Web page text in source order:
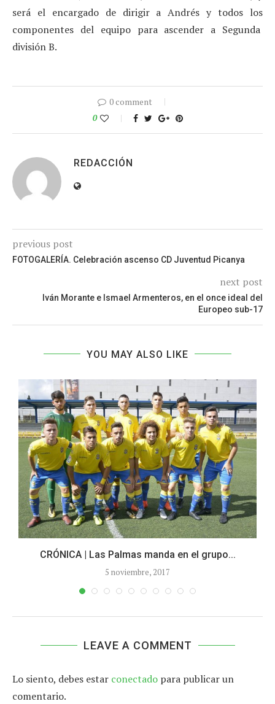
será el encargado de dirigir a Andrés y todos los
componentes del equipo para ascender a Segunda
división B.
0 comment
0
REDACCIÓN
previous post
FOTOGALERÍA. Celebración ascenso CD Juventud Picanya
next post
Iván Morante e Ismael Armenteros, en el once ideal del
Europeo sub-17
YOU MAY ALSO LIKE
CRÓNICA | Las Palmas manda en el grupo...
5 noviembre, 2017
LEAVE A COMMENT
Lo siento, debes estar conectado para publicar un
comentario.